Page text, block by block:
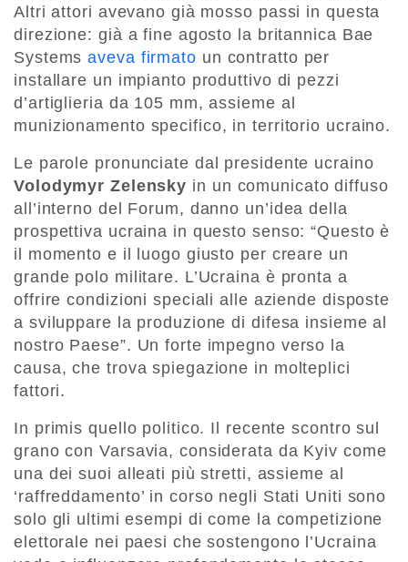
Altri attori avevano già mosso passi in questa
direzione: già a fine agosto la britannica Bae
Systemsaveva firmato un contratto per
installare un impianto produttivo di pezzi
d’artiglieria da 105 mm, assieme al
munizionamento specifico, in territorio ucraino.
Le parole pronunciate dal presidente ucraino
Volodymyr Zelensky in un comunicato diffuso
all’interno del Forum, danno un’idea della
prospettiva ucraina in questo senso: “Questo è
il momento e il luogo giusto per creare un
grande polo militare. L’Ucraina è pronta a
offrire condizioni speciali alle aziende disposte
a sviluppare la produzione di difesa insieme al
nostro Paese”. Un forte impegno verso la
causa, che trova spiegazione in molteplici
fattori.
In primis quello politico. Il recente scontro sul
grano con Varsavia, considerata da Kyiv come
una dei suoi alleati più stretti, assieme al
‘raffreddamento’ in corso negli Stati Uniti sono
solo gli ultimi esempi di come la competizione
elettorale nei paesi che sostengono l’Ucraina